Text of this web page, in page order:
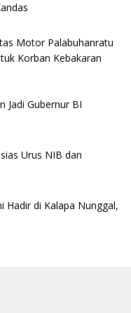
Motor Palabuhanratu
Korban Kebakaran
Jadi Gubernur BI
Urus NIB dan
Hadir di Kalapa Nunggal,